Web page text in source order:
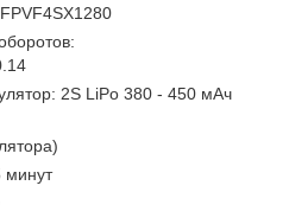
2S LiPo 380 - 450 мАч
минут